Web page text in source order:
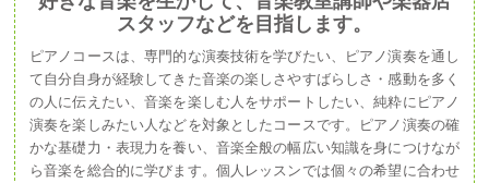
スタッフなどを目指します。
ピアノコースは、専門的な演奏技術を学びたい、ピアノ演奏を通し
て自分自身が経験してきた音楽の楽しさやすばらしさ・感動を多く
の人に伝えたい、音楽を楽しむ人をサポートしたい、純粋にピアノ
演奏を楽しみたい人などを対象としたコースです。ピアノ演奏の確
かな基礎力・表現力を養い、音楽全般の幅広い知識を身につけなが
ら音楽を総合的に学びます。個人レッスンでは個々の希望に合わせ